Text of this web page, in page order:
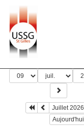
Juillet 2026
Aujourd'hui